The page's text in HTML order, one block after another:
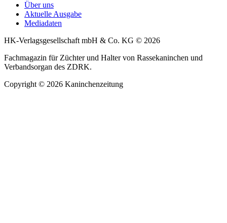
Über uns
Aktuelle Ausgabe
Mediadaten
HK-Verlagsgesellschaft mbH & Co. KG © 2026
Fachmagazin für Züchter und Halter von Rassekaninchen und
Verbandsorgan des ZDRK.
Copyright © 2026 Kaninchenzeitung